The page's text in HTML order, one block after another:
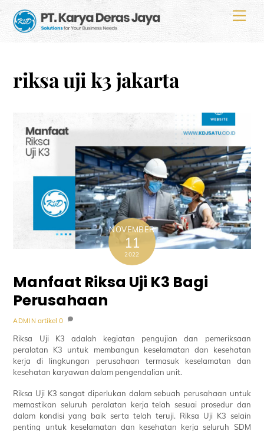
content
riksa uji k3 jakarta
NOVEMBER
11
2022
Manfaat Riksa Uji K3 Bagi
Perusahaan
ADMIN artikel 0
Riksa Uji K3 adalah kegiatan pengujian dan pemeriksaan
peralatan K3 untuk membangun keselamatan dan kesehatan
kerja di lingkungan perusahaan termasuk keselamatan dan
kesehatan karyawan dalam pengendalian unit.
Riksa Uji K3 sangat diperlukan dalam sebuah perusahaan untuk
memastikan seluruh peralatan kerja telah sesuai prosedur dan
dalam kondisi yang baik serta telah teruji. Riksa Uji K3 selain
penting untuk keselamatan dan kesehatan kerja seluruh SDM